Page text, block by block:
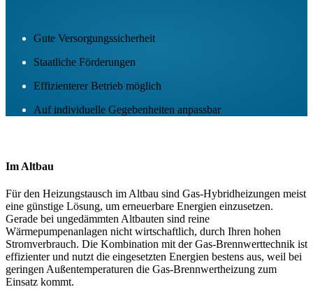
Gute Versorgungssicherheit
Staatliche Förderungen
Effizienterer Betrieb möglich
Auf individuelle Gegebenheiten anpassbar
Im Altbau​
Für den Heizungstausch im Altbau sind Gas-Hybridheizungen meist
eine günstige Lösung, um erneuerbare Energien einzusetzen.
Gerade bei ungedämmten Altbauten sind reine
Wärmepumpenanlagen nicht wirtschaftlich, durch Ihren hohen
Stromverbrauch. Die Kombination mit der Gas-Brennwerttechnik ist
effizienter und nutzt die eingesetzten Energien bestens aus, weil bei
geringen Außentemperaturen die Gas-Brennwertheizung zum
Einsatz kommt.